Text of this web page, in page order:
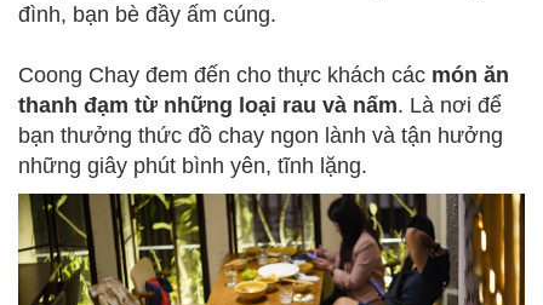
đình, bạn bè đầy ấm cúng.
Coong Chay đem đến cho thực khách các món ăn
thanh đạm từ những loại rau và nấm. Là nơi để
bạn thưởng thức đồ chay ngon lành và tận hưởng
những giây phút bình yên, tĩnh lặng.